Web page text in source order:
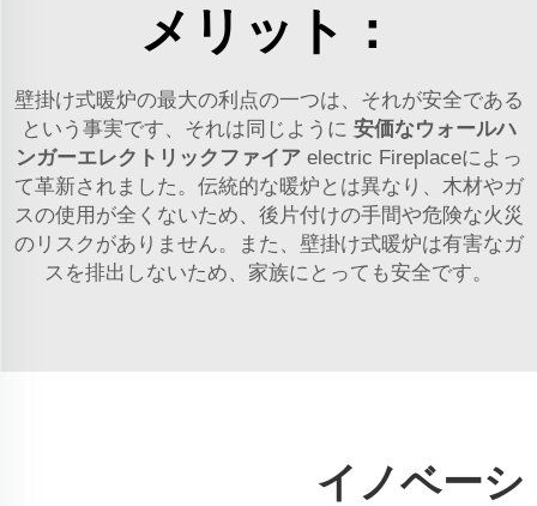
メリット：
壁掛け式暖炉の最大の利点の一つは、それが安全である
という事実です、それは同じように 安価なウォールハ
ンガーエレクトリックファイア electric Fireplaceによっ
て革新されました。伝統的な暖炉とは異なり、木材やガ
スの使用が全くないため、後片付けの手間や危険な火災
のリスクがありません。また、壁掛け式暖炉は有害なガ
スを排出しないため、家族にとっても安全です。
イノベーシ